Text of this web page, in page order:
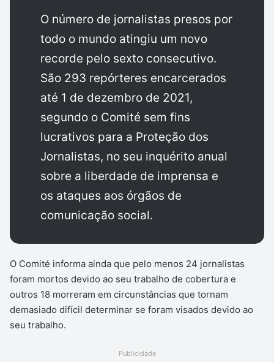
O número de jornalistas presos por
todo o mundo atingiu um novo
recorde pelo sexto consecutivo.
São 293 repórteres encarcerados
até 1 de dezembro de 2021,
segundo o Comité sem fins
lucrativos para a Proteção dos
Jornalistas, no seu inquérito anual
sobre a liberdade de imprensa e
os ataques aos órgãos de
comunicação social.
O Comité informa ainda que pelo menos 24 jornalistas
foram mortos devido ao seu trabalho de cobertura e
outros 18 morreram em circunstâncias que tornam
demasiado difícil determinar se foram visados devido ao
seu trabalho.
Publicidade